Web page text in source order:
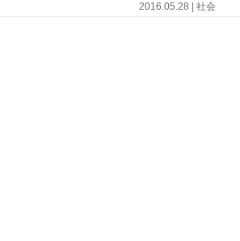
2016.05.28 | 社会